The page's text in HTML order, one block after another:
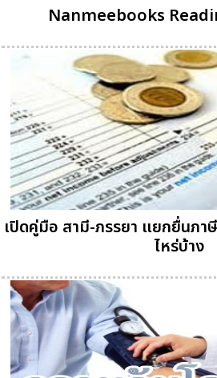
Nanmeebooks
เปิดคู่มือ สามี-ภรรยา แยกยื่นภา
ไหร่บ้าง